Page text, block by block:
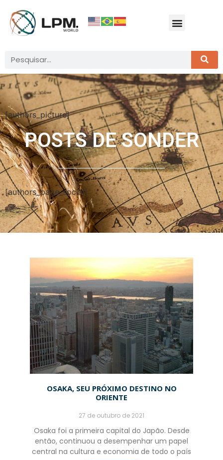
[authors_picture]
POSTS DESONDER
[authors_page_social]
OSAKA, SEU PRÓXIMO DESTINO NO
ORIENTE
27 de outubro de 2021
Osaka foi a primeira capital do Japão. Desde
então, continuou a desempenhar um papel
central na cultura e economia de todo o país